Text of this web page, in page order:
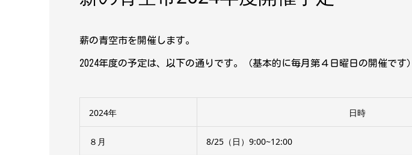
薪の青空市を開催します。
2024年度の予定は、以下の通りです。（基本的に毎月第４日曜日の開催です）
2024年 日時
８月 8/25（日）9:00~12:00